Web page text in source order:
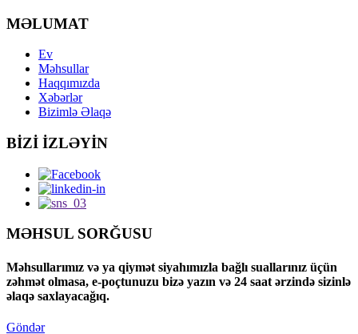
MƏLUMAT
Ev
Məhsullar
Haqqımızda
Xəbərlər
Bizimlə Əlaqə
BİZİ İZLƏYİN
MƏHSUL SORĞUSU
Məhsullarımız və ya qiymət siyahımızla bağlı suallarınız üçün
zəhmət olmasa, e-poçtunuzu bizə yazın və 24 saat ərzində sizinlə
əlaqə saxlayacağıq.
Göndər